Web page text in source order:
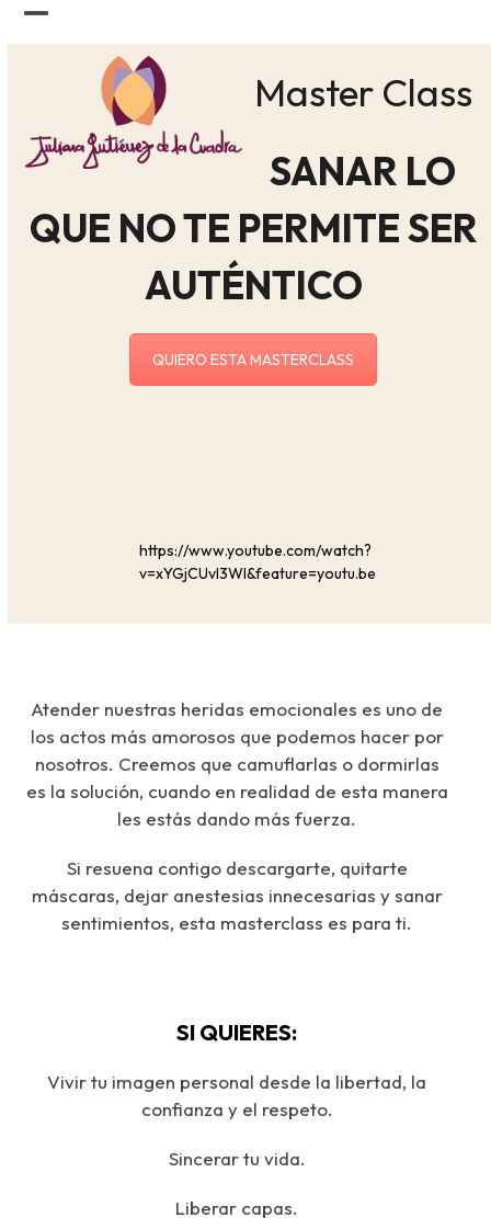
Skip
Open
Close
Master Class
SANAR LO
QUE NO TE PERMITE SER
AUTÉNTICO
QUIERO ESTA MASTERCLASS
https://www.youtube.com/watch?
v=xYGjCUvl3WI&feature=youtu.be
Atender nuestras heridas emocionales es uno de
los actos más amorosos que podemos hacer por
nosotros. Creemos que camuflarlas o dormirlas
es la solución, cuando en realidad de esta manera
les estás dando más fuerza.
Si resuena contigo descargarte, quitarte
máscaras, dejar anestesias innecesarias y sanar
sentimientos, esta masterclass es para ti.
SI QUIERES:
Vivir tu imagen personal desde la libertad, la
confianza y el respeto.
Sincerar tu vida.
Liberar capas.